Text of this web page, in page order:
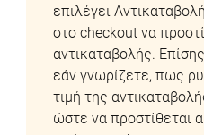
επιλέγει
στο checkout να
αντικαταβολής.
εάν γνωρίζετε, πως
τιμή της
ώστε να προστίθεται